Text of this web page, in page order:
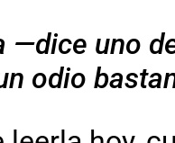
—dice uno
odio